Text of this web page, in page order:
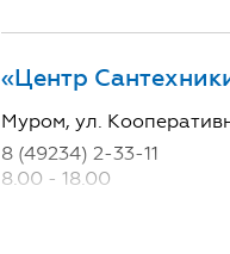
«Центр
Муром, ул.
8 (49234) 2-33-11
8.00 - 18.00